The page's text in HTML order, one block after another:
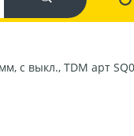
с выкл., TDM арт